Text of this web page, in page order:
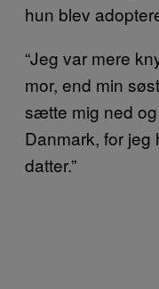
hun blev
“Jeg var mere
mor, end min
sætte mig ned
Danmark, for
datter.”